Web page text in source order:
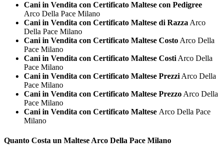
Cani in Vendita con Certificato Maltese con Pedigree
Arco Della Pace Milano
Cani in Vendita con Certificato Maltese di RazzaArco
Della Pace Milano
Cani in Vendita con Certificato Maltese CostoArco Della
Pace Milano
Cani in Vendita con Certificato Maltese CostiArco Della
Pace Milano
Cani in Vendita con Certificato Maltese PrezziArco Della
Pace Milano
Cani in Vendita con Certificato Maltese PrezzoArco Della
Pace Milano
Cani in Vendita con Certificato Maltese Arco Della Pace
Milano
Quanto Costa un Maltese Arco Della Pace Milano